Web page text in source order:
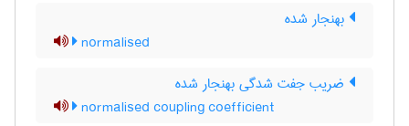
بهنجار شده
normalised
ضریب جفت شدگی بهنجار شده
normalised coupling coefficient